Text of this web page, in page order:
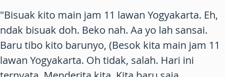
"Bisuak kito main jam 11 lawan Yogyakarta. Eh,
ndak bisuak doh. Beko nah. Aa yo lah sansai.
Baru tibo kito barunyo, (Besok kita main jam 11
lawan Yogyakarta. Oh tidak, salah. Hari ini